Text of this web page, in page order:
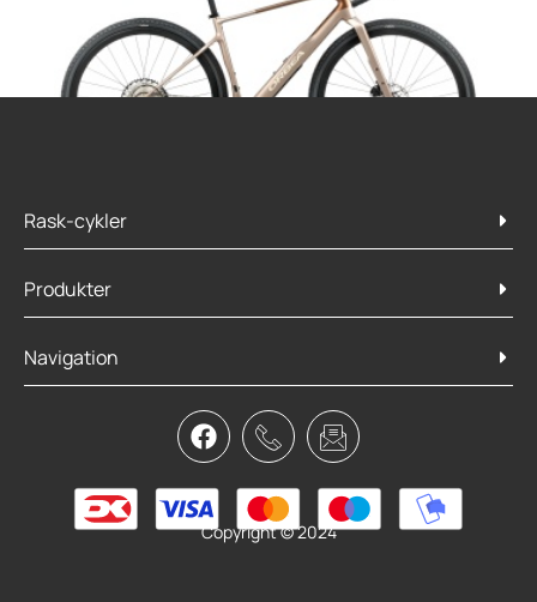
19.199,00kr.
Vælg muligheder
Rask-cykler
Produkter
Navigation
Copyright © 2024